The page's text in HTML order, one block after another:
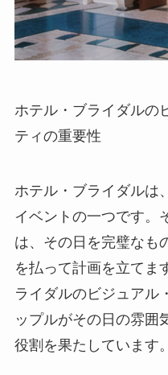
ホテル・ブライダルの
ティの重要性
ホテル・ブライダルは
イベントの一つです。
は、その日を完璧なも
を払って計画を立てま
ライダルのビジュアル
ップルがその日の雰囲
役割を果たしています。